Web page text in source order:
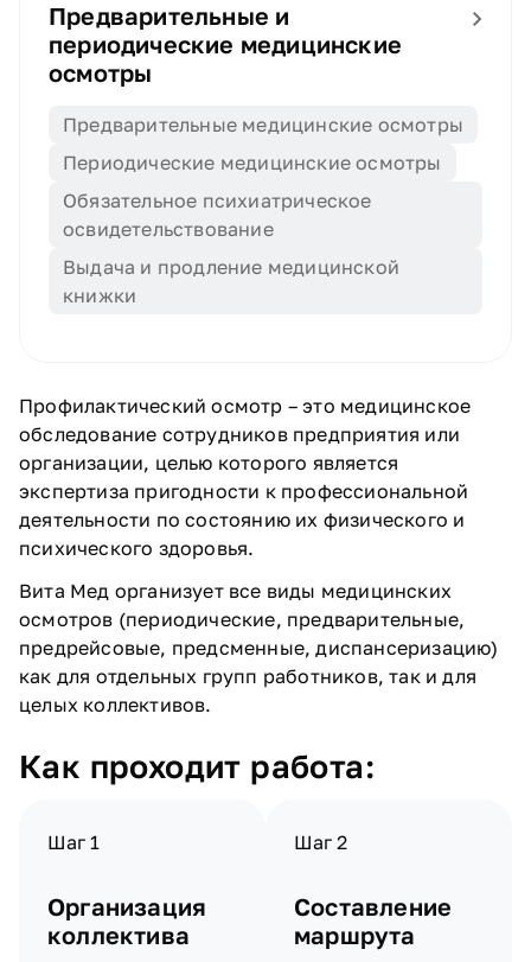
Предварительные и
периодические медицинские
осмотры
Предварительные медицинские осмотры
Периодические медицинские осмотры
Обязательное психиатрическое
освидетельствование
Выдача и продление медицинской
книжки
Профилактический осмотр – это медицинское
обследование сотрудников предприятия или
организации, целью которого является
экспертиза пригодности к профессиональной
деятельности по состоянию их физического и
психического здоровья.
Вита Мед организует все виды медицинских
осмотров (периодические, предварительные,
предрейсовые, предсменные, диспансеризацию)
как для отдельных групп работников, так и для
целых коллективов.
Как проходит работа:
Шаг 1
Организация
коллектива
Шаг 2
Составление
маршрута